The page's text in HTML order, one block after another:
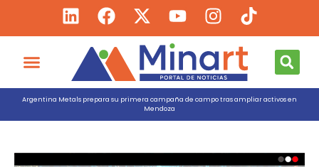
Argentina Metals prepara su primera campaña de campo tras ampliar activos en
Mendoza